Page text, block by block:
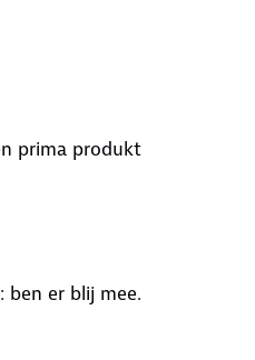
prima produkt
ben er blij mee.